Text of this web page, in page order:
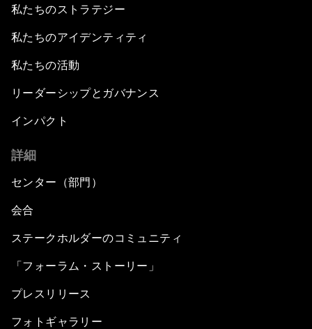
私たちのストラテジー
私たちのアイデンティティ
私たちの活動
リーダーシップとガバナンス
インパクト
詳細
センター（部門）
会合
ステークホルダーのコミュニティ
「フォーラム・ストーリー」
プレスリリース
フォトギャラリー